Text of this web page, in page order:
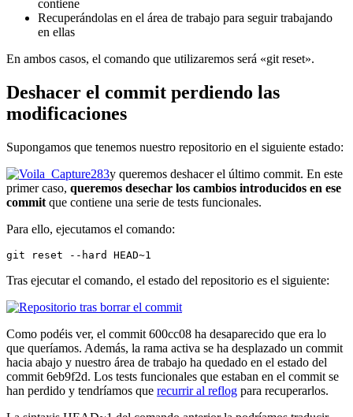
contiene
Recuperándolas en el área de trabajo para seguir trabajando
en ellas
En ambos casos, el comando que utilizaremos será «git reset».
Deshacer el commit perdiendo las
modificaciones
Supongamos que tenemos nuestro repositorio en el siguiente estado:
y queremos deshacer el último commit. En este
primer caso, queremos desechar los cambios introducidos en ese
commit que contiene una serie de tests funcionales.
Para ello, ejecutamos el comando:
git reset --hard HEAD~1
Tras ejecutar el comando, el estado del repositorio es el siguiente:
Como podéis ver, el commit 600cc08 ha desaparecido que era lo
que queríamos. Además, la rama activa se ha desplazado un commit
hacia abajo y nuestro área de trabajo ha quedado en el estado del
commit 6eb9f2d. Los tests funcionales que estaban en el commit se
han perdido y tendríamos que recurrir al reflog para recuperarlos.